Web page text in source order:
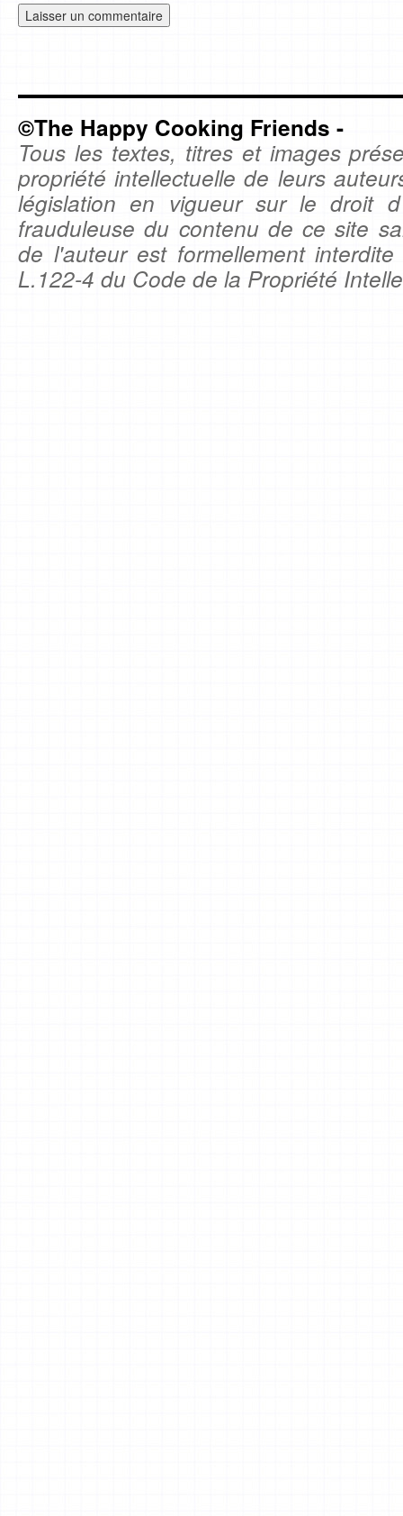
©The Happy Cooking Friends -
Tous les textes, titres et images
propriété intellectuelle de leurs
législation en vigueur sur le droit
frauduleuse du contenu de ce site
de l'auteur est formellement
L.122-4 du Code de la Propriété